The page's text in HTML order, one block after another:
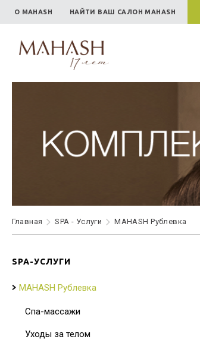
О MAHASH НАЙТИ ВАШ САЛОН MAHASH
Главная SPA - Услуги MAHASH Рублевка
SPA-УСЛУГИ
MAHASH Рублевка
Спа-массажи
Уходы за телом